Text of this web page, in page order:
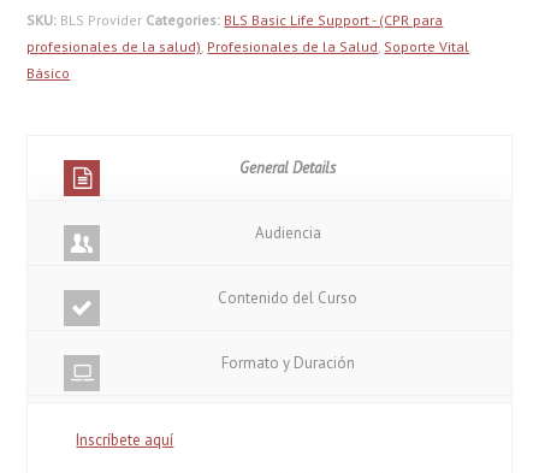
SKU: BLS Provider Categories: BLS Basic Life Support - (CPR para
profesionales de la salud) Profesionales de la Salud Soporte Vital
Básico
General Details
Audiencia
Contenido del Curso
Formato y Duración
Inscríbete aquí